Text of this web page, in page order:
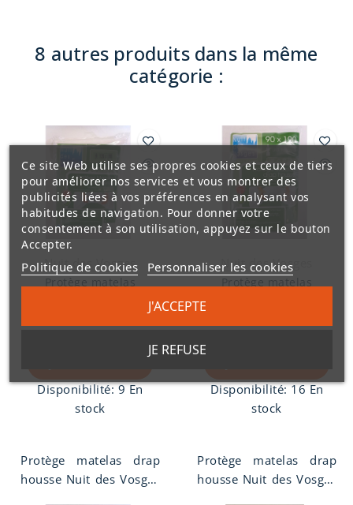
son gonflant. Son
garnissage 100%
polyester micro-fibres
duvet. L'enveloppe est
en percale de coton
91 fils.
8 autres produits dans la même
catégorie :
Nuit des Vosges
Protège matelas
Disponibilité:9 En
stock
Protège matelas drap
housse Nuit des Vosges
Nuit des Vosges
Protège matelas
Disponibilité:16 En
stock
Protège matelas drap
housse Nuit des Vosges
Ce site Web utilise ses propres cookies et ceux de tiers
pour améliorer nos services et vous montrer des
publicités liées à vos préférences en analysant vos
habitudes de navigation. Pour donner votre
consentement à son utilisation, appuyez sur le bouton
Accepter.
Politique de cookies Personnaliser les cookies
JE REFUSE
J'ACCEPTE